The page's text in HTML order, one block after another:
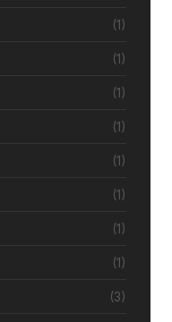
(1)
(1)
(1)
(1)
(1)
(1)
(1)
(1)
(3)